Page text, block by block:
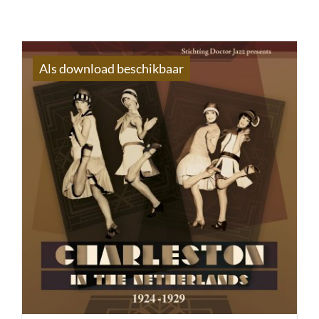
Als download beschikbaar